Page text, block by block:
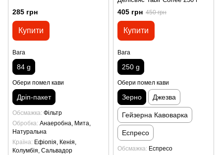
285 грн
Купити
Вага
84 g
Обери помел кави
Дріп-пакет
Обсмажка Фільтр
Обробка Анаеробна, Мита,
Натуральна
Країна Ефіопія, Кенія,
Колумбія, Сальвадор
405 грн 450 грн
Купити
Вага
250 g
Обери помел кави
Зерно Джезва
Гейзерна Кавоварка
Еспресо
Обсмажка Еспресо